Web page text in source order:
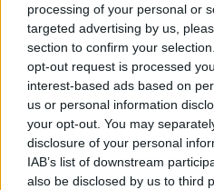
processing of your personal or
targeted advertising by us,
section to confirm your
opt-out request is processed
interest-based ads based on
us or personal information
your opt-out. You may
disclosure of your personal
IAB’s list of downstream
also be disclosed by us to third